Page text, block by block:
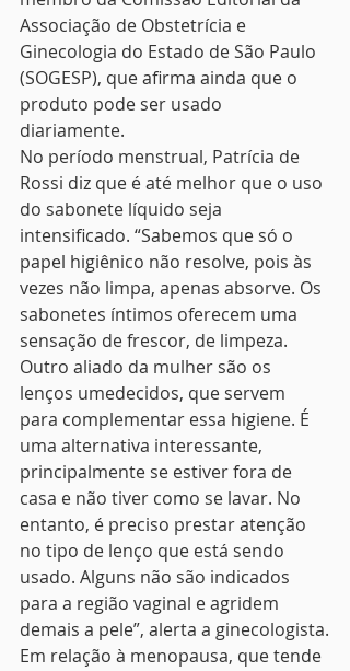
Associação de Obstetrícia e
Ginecologia do Estado de São Paulo
(SOGESP), que afirma ainda que o
produto pode ser usado
diariamente.
No período menstrual, Patrícia de
Rossi diz que é até melhor que o uso
do sabonete líquido seja
intensificado. “Sabemos que só o
papel higiênico não resolve, pois às
vezes não limpa, apenas absorve. Os
sabonetes íntimos oferecem uma
sensação de frescor, de limpeza.
Outro aliado da mulher são os
lenços umedecidos, que servem
para complementar essa higiene. É
uma alternativa interessante,
principalmente se estiver fora de
casa e não tiver como se lavar. No
entanto, é preciso prestar atenção
no tipo de lenço que está sendo
usado. Alguns não são indicados
para a região vaginal e agridem
demais a pele”, alerta a ginecologista.
Em relação à menopausa, que tende